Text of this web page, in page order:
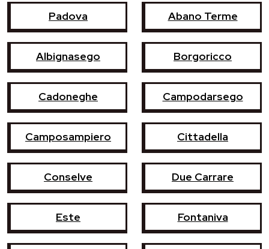
Padova Abano Terme
Albignasego Borgoricco
Cadoneghe Campodarsego
Camposampiero Cittadella
Conselve Due Carrare
Este Fontaniva